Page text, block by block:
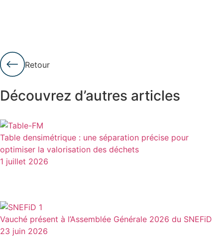
Retour
Découvrez d’autres articles
Table densimétrique : une séparation précise pour
optimiser la valorisation des déchets
1 juillet 2026
Vauché présent à l’Assemblée Générale 2026 du SNEFiD
23 juin 2026